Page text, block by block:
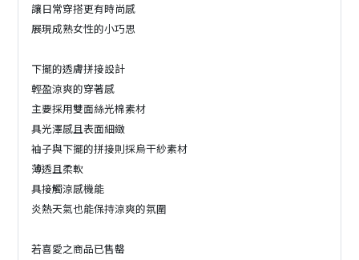
讓日常穿搭更有時尚感
展現成熟女性的小巧思
下擺的透膚拼接設計
輕盈涼爽的穿著感
主要採用雙面絲光棉素材
具光澤感且表面細緻
袖子與下擺的拼接則採烏干紗素材
薄透且柔軟
具接觸涼感機能
炎熱天氣也能保持涼爽的氛圍
若喜愛之商品已售罄